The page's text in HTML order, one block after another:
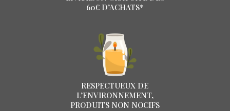
60€ D’ACHATS*
RESPECTUEUX DE
L’ENVIRONNEMENT,
PRODUITS NON NOCIFS